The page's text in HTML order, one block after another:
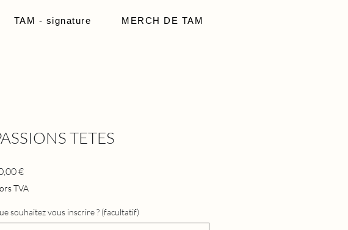
TAM - signature MERCH DE TAM
TETES
€Prix
TVA
souhaitez vous inscrire ? (facultatif)